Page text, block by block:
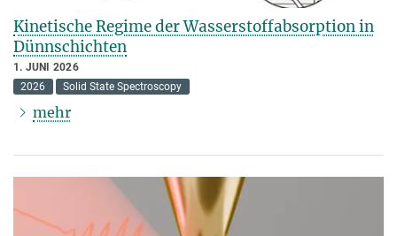
Kinetische Regime der Wasserstoffabsorption in
Dünnschichten
1. JUNI 2026
2026
Solid State Spectroscopy
mehr